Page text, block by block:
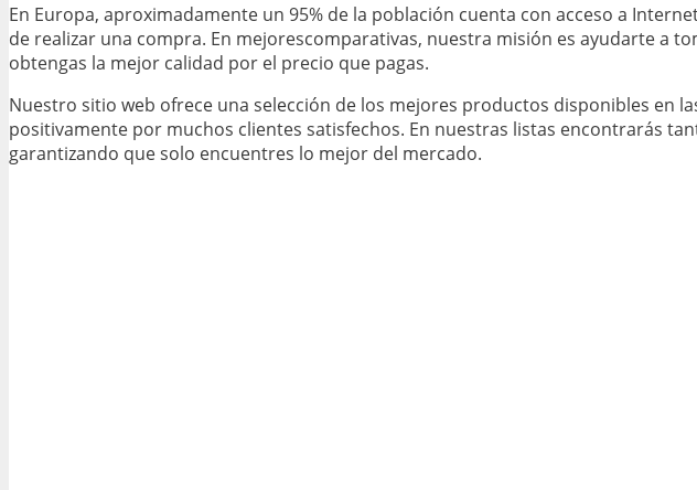
En Europa, aproximadamente un 95% de la población cuenta con acceso a
de realizar una compra. En mejorescomparativas, nuestra misión es ayudarte a
obtengas la mejor calidad por el precio que pagas.
Nuestro sitio web ofrece una selección de los mejores productos disponibles en
positivamente por muchos clientes satisfechos. En nuestras listas encontrarás
garantizando que solo encuentres lo mejor del mercado.